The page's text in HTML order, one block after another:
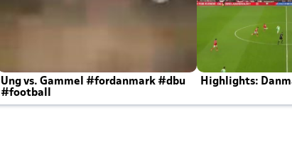
Ung vs. Gammel #fordanmark #dbu
#football
Highlights: